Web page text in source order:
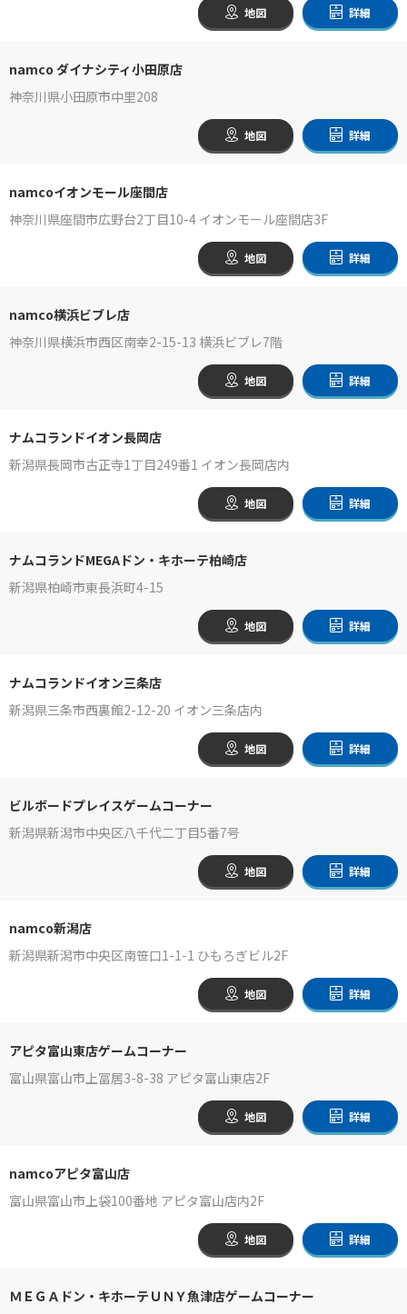
地図 詳細
namco ダイナシティ小田原店
神奈川県小田原市中里208
地図 詳細
namcoイオンモール座間店
神奈川県座間市広野台2丁目10-4 イオンモール座間店3F
地図 詳細
namco横浜ビブレ店
神奈川県横浜市西区南幸2-15-13 横浜ビブレ7階
地図 詳細
ナムコランドイオン長岡店
新潟県長岡市古正寺1丁目249番1 イオン長岡店内
地図 詳細
ナムコランドMEGAドン・キホーテ柏崎店
新潟県柏崎市東長浜町4-15
地図 詳細
ナムコランドイオン三条店
新潟県三条市西裏館2-12-20 イオン三条店内
地図 詳細
ビルボードプレイスゲームコーナー
新潟県新潟市中央区八千代二丁目5番7号
地図 詳細
namco新潟店
新潟県新潟市中央区南笹口1-1-1 ひもろぎビル2F
地図 詳細
アピタ富山東店ゲームコーナー
富山県富山市上冨居3-8-38 アピタ富山東店2F
地図 詳細
namcoアピタ富山店
富山県富山市上袋100番地 アピタ富山店内2F
地図 詳細
ＭＥＧＡドン・キホーテＵＮＹ魚津店ゲームコーナー